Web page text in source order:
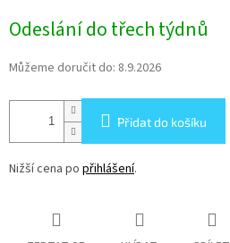
cena:
Odeslání do třech týdnů
Můžeme doručit do: 8.9.2026
Přidat do košíku
Nižší cena po přihlášení.